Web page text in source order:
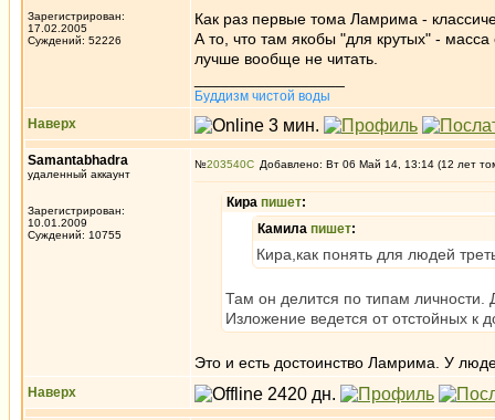
Зарегистрирован:
17.02.2005
Суждений: 52226
Как раз первые тома Ламрима -
А то, что там якобы "для крутых" -
лучше вообще не читать.
Буддизм чистой воды
Наверх
Samantabhadra
удаленный аккаунт
Зарегистрирован:
10.01.2009
Суждений: 10755
№203540 Добавлено: Вт 06 Май 14, 13:14 (12 лет
Кира пишет:
Камила пишет:
Кира,как понять для людей
Там он делится по типам личности.
Изложение ведется от отстойных к
Это и есть достоинство Ламрима. У
Наверх